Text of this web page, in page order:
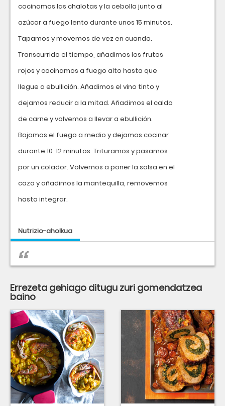
cocinamos las chalotas y la cebolla junto al
azúcar a fuego lento durante unos 15 minutos.
Tapamos y movemos de vez en cuando.
Transcurrido el tiempo, añadimos los frutos
rojos y cocinamos a fuego alto hasta que
llegue a ebullición. Añadimos el vino tinto y
dejamos reducir a la mitad. Añadimos el caldo
de carne y volvemos a llevar a ebullición.
Bajamos el fuego a medio y dejamos cocinar
durante 10-12 minutos. Trituramos y pasamos
por un colador. Volvemos a poner la salsa en el
cazo y añadimos la mantequilla, removemos
hasta integrar.
Nutrizio-aholkua
Errezeta gehiago ditugu zuri gomendatzea
baino